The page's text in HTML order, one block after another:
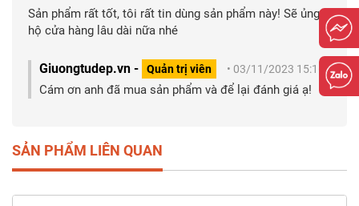
Sản phẩm rất tốt, tôi rất tin dùng sản phẩm này! Sẽ ủng
hộ cửa hàng lâu dài nữa nhé
Giuongtudep.vn - Quản trị viên • 03/11/2023 15:16
Cám ơn anh đã mua sản phẩm và để lại đánh giá ạ!
SẢN PHẨM LIÊN QUAN